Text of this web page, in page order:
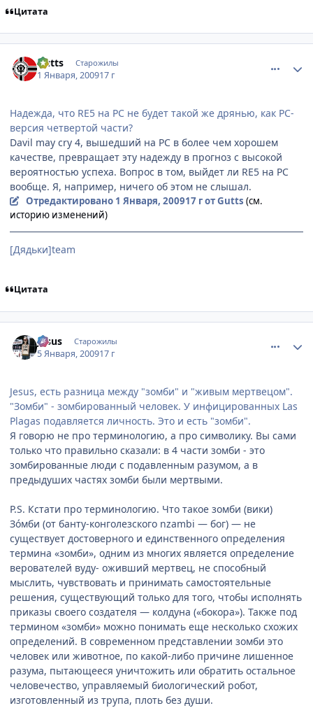
Цитата
Gutts Старожилы
1 Января, 200917 г
Надежда, что RE5 на PC не будет такой же дрянью, как PC-
версия четвертой части?
Davil may cry 4, вышедший на РС в более чем хорошем
качестве, превращает эту надежду в прогноз с высокой
вероятностью успеха. Вопрос в том, выйдет ли RE5 на РС
вообще. Я, например, ничего об этом не слышал.
Отредактировано 1 Января, 200917 гот Gutts (см.
историю изменений)
[Дядьки]team
Цитата
Jesus Старожилы
5 Января, 200917 г
Jesus, есть разница между "зомби" и "живым мертвецом".
"Зомби" - зомбированный человек. У инфицированных Las
Plagas подавляется личность. Это и есть "зомби".
Я говорю не про терминологию, а про символику. Вы сами
только что правильно сказали: в 4 части зомби - это
зомбированные люди с подавленным разумом, а в
предыдуших частях зомби были мертвыми.
P.S. Кстати про терминологию. Что такое зомби (вики)
Зóмби (от банту-конголезского nzambi — бог) — не
существует достоверного и единственного определения
термина «зомби», одним из многих является определение
верователей вуду- оживший мертвец, не способный
мыслить, чувствовать и принимать самостоятельные
решения, существующий только для того, чтобы исполнять
приказы своего создателя — колдуна («бокора»). Также под
термином «зомби» можно понимать еще несколько схожих
определений. В современном представлении зомби это
человек или животное, по какой-либо причине лишенное
разума, пытающееся уничтожить или обратить остальное
человечество, управляемый биологический робот,
изготовленный из трупа, плоть без души.